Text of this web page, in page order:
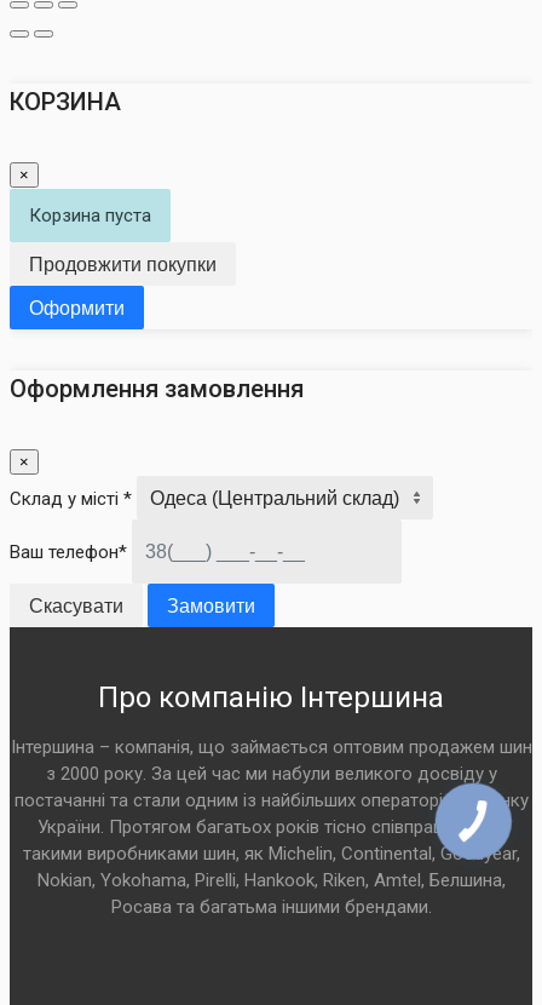
КОРЗИНА
×
Корзина пуста
Продовжити покупки
Оформити
Оформлення замовлення
×
Склад у місті *
Ваш телефон*
Скасувати Замовити
Про компанію Інтершина
Інтершина – компанія, що займається оптовим продажем шин
з 2000 року. За цей час ми набули великого досвіду у
постачанні та стали одним із найбільших операторів на ринку
України. Протягом багатьох років тісно співпрацюємо з
такими виробниками шин, як Michelin, Continental, Goodyear,
Nokian, Yokohama, Pirelli, Hankook, Riken, Amtel, Белшина,
Росава та багатьма іншими брендами.